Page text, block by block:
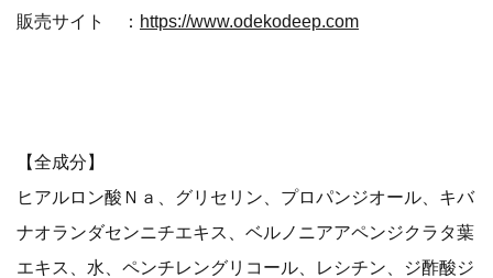
販売サイト ： https://www.odekodeep.com
【全成分】
ヒアルロン酸Ｎａ、グリセリン、プロパンジオール、キバ
ナオランダセンニチエキス、ベルノニアアペンジクラタ葉
エキス、水、ペンチレングリコール、レシチン、ジ酢酸ジ